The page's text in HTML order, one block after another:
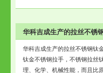
华科吉成生产的拉丝不锈
华科吉成生产的拉丝不锈钢钛
钛金不锈钢拉手，不锈钢拉丝
理、化学、机械性能，而且比